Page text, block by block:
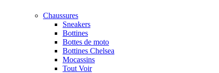
Chaussures
Sneakers
Bottines
Bottes de moto
Bottines Chelsea
Mocassins
Tout Voir